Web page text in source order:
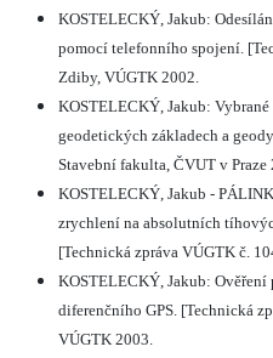
KOSTELECKÝ, Jakub:
pomocí telefonního spojení.
Zdiby, VÚGTK 2002.
KOSTELECKÝ, Jakub:
geodetických základech a
Stavební fakulta, ČVUT v Praze
KOSTELECKÝ, Jakub -
zrychlení na absolutních
[Technická zpráva VÚGTK č.
KOSTELECKÝ, Jakub:
diferenčního GPS. [Technická
VÚGTK 2003.